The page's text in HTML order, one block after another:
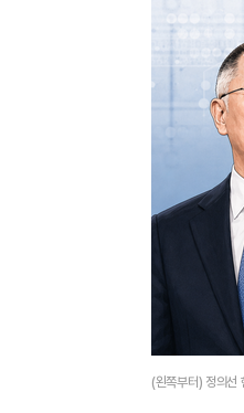
(왼쪽부터) 정의